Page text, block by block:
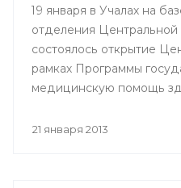
19 января в Учалах на
отделения
состоялось открытие
рамках Программы
медицинскую помощь
недостаточностью.
21 января 2013